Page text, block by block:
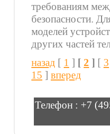
требованиям
безопасности.
моделей
других частей
назад [ 1 ] [ 2 ] [ 3
15 ] вперед
Телефон : +7